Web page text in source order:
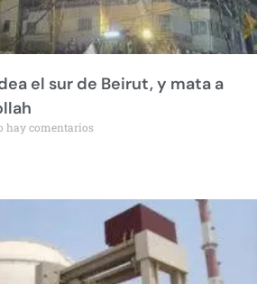
el sur de Beirut, y mata a
hay comentarios